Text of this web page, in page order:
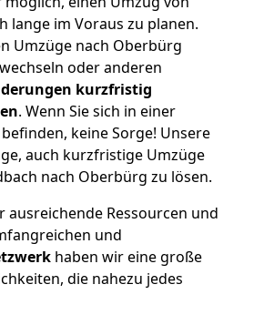
lange im Voraus zu planen.
Umzüge nach Oberbürg
oder anderen
kurzfristig
. Wenn Sie sich in einer
keine Sorge! Unsere
auch kurzfristige Umzüge
nach Oberbürg zu lösen.
ausreichende Ressourcen und
und
haben wir eine große
die nahezu jedes